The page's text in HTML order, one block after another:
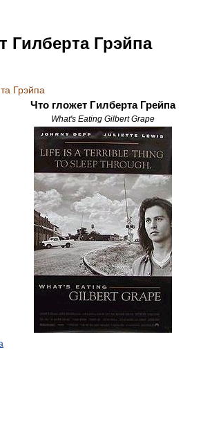
Гилберта Грэйпа
Грэйпа
Что гложет Гилберта Грейпа
What's Eating Gilbert Grape